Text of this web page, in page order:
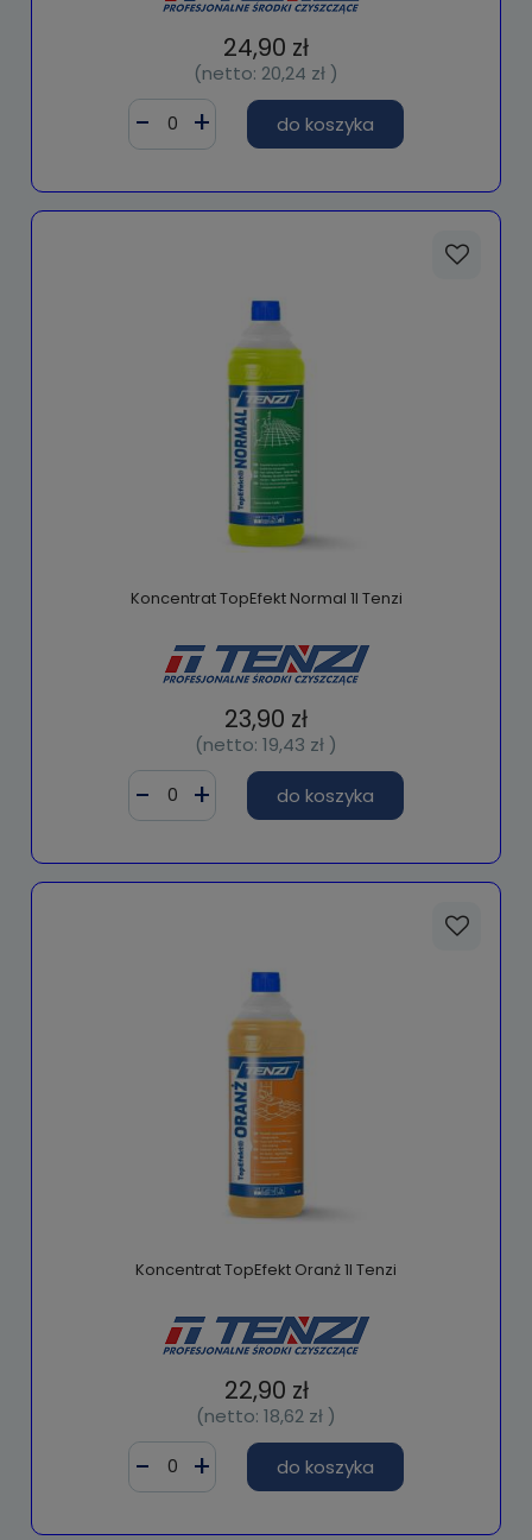
24,90 zł
(netto: 20,24 zł )
do koszyka
Koncentrat TopEfekt Normal 1l Tenzi
23,90 zł
(netto: 19,43 zł )
do koszyka
Koncentrat TopEfekt Oranż 1l Tenzi
22,90 zł
(netto: 18,62 zł )
do koszyka